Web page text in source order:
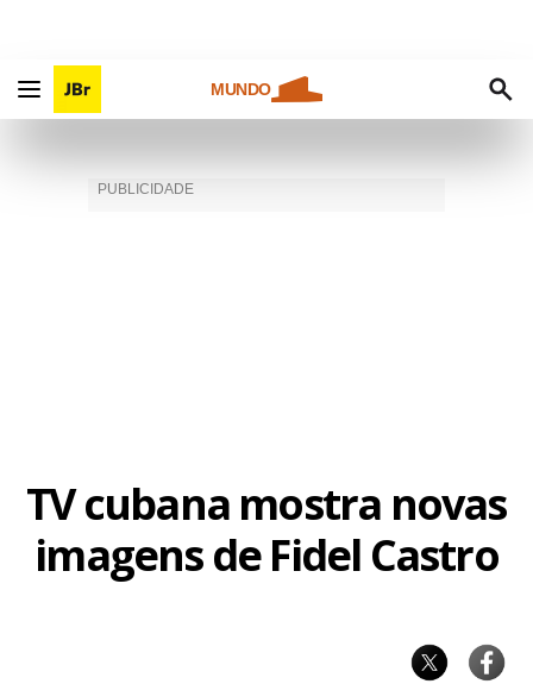
MUNDO
TV cubana mostra novas
imagens de Fidel Castro